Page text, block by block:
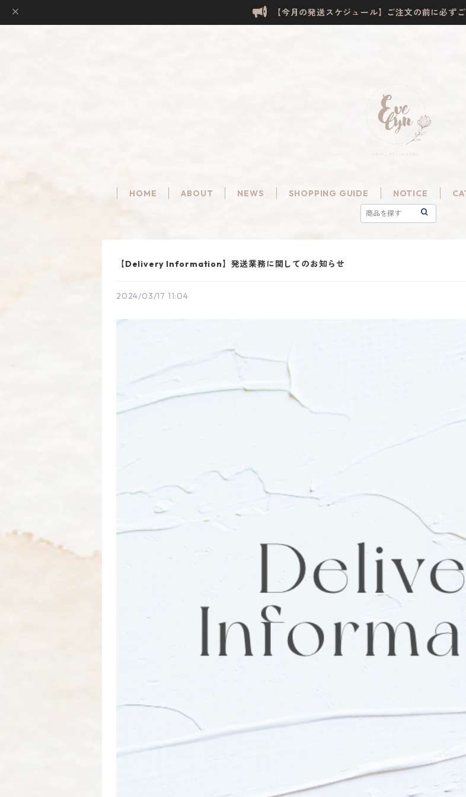
【今月の発送スケジュール】ご注文の前に必ず
HOME ABOUT NEWS SHOPPING GUIDE NOTICE
【Delivery Information】発送業務に関してのお知らせ
2024/03/17 11:04